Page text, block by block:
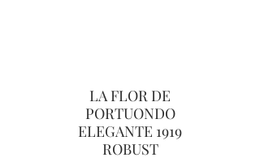
LA FLOR DE
PORTUONDO
ELEGANTE 1919
ROBUST